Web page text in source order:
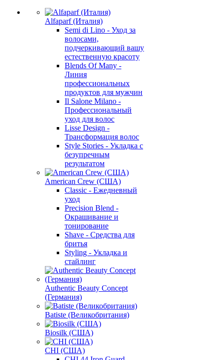
Alfaparf (Италия)
Semi di Lino - Уход за
волосами,
подчеркивающий вашу
естественную красоту
Blends Of Many -
Линия
профессиональных
продуктов для мужчин
Il Salone Milano -
Профессиональный
уход для волос
Lisse Design -
Трансформация волос
Style Stories - Укладка с
безупречным
результатом
American Crew (США)
Classic - Ежедневный
уход
Precision Blend -
Окрашивание и
тонирование
Shave - Средства для
бритья
Styling - Укладка и
стайлинг
Authentic Beauty Concept
(Германия)
Batiste (Великобритания)
Biosilk (США)
CHI (США)